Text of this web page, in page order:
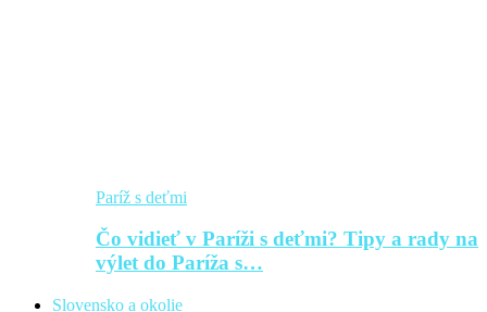
Paríž s deťmi
Čo vidieť v Paríži s deťmi? Tipy a rady na
výlet do Paríža s…
Slovensko a okolie